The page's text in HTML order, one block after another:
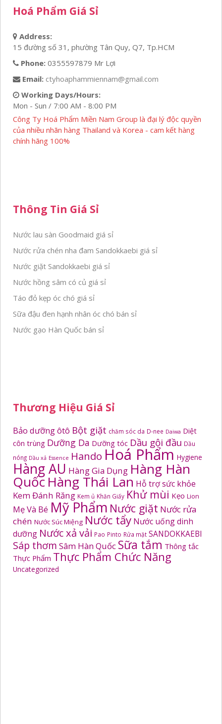
Hoá Phẩm Giá Sỉ
Address:
15 đường số 31, phường Tân Quy, Q7, Tp.HCM
Phone: 0355597879 Mr Lợi
Email: ctyhoaphammiennam@gmail.com
Working Days/Hours:
Mon - Sun / 7:00 AM - 8:00 PM
Công Ty Hoá Phẩm Miền Nam Group là đại lý độc quyền
của nhiều nhãn hàng Thailand và Korea - cam kết hàng
chính hãng 100%
Thông Tin Giá Sỉ
Nước lau sàn Goodmaid giá sỉ
Nước rửa chén nha đam Sandokkaebi giá sỉ
Nước giặt Sandokkaebi giá sỉ
Nước hồng sâm có củ giá sỉ
Táo đỏ kẹp óc chó giá sỉ
Sữa đậu đen hạnh nhân óc chó bán sỉ
Nước gạo Hàn Quốc bán sỉ
Thương Hiệu Giá Sỉ
Bảo dưỡng ôtô Bột giặt chăm sóc da D-nee Daiwa Diệt
côn trùng Dưỡng Da Dưỡng tóc Dầu gội đầu Dầu
nóng Dầu xả Essence Hando Hoá Phẩm Hygiene
Hàng AU Hàng Gia Dụng Hàng Hàn
Quốc Hàng Thái Lan Hỗ trợ sức khỏe
Kem Đánh Răng Kem ủ Khăn Giấy Khử mùi Kẹo Lion
Mẹ Và Bé Mỹ Phẩm Nước giặt Nước rửa
chén Nước Súc Miệng Nước tẩy Nước uống dinh
dưỡng Nước xả vải Pao Pinto Rửa mặt SANDOKKAEBI
Sáp thơm Sâm Hàn Quốc Sữa tắm Thông tắc
Thực Phẩm Thực Phẩm Chức Năng
Uncategorized